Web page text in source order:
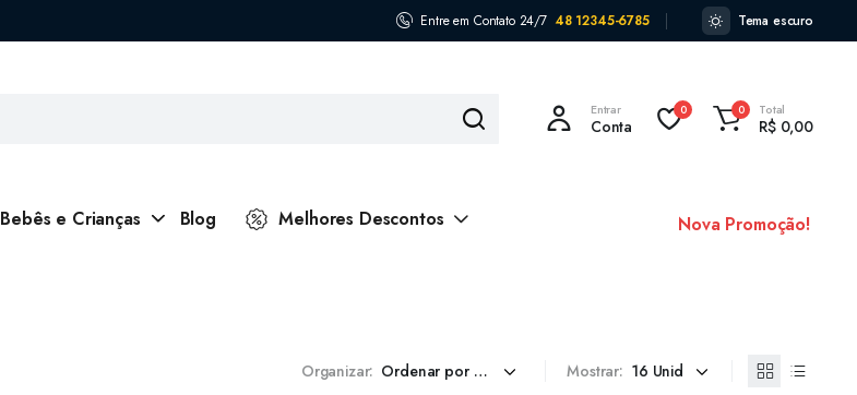
Entre em Contato 24/7 48 12345-6785 Tema escuro
Entrar
Conta
0 0 Total
R$0,00
Bebês e Crianças Blog Melhores Descontos Nova Promoção!
Organizar: Mostrar: